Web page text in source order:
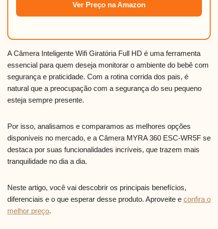
Ver Preço na Amazon
A Câmera Inteligente Wifi Giratória Full HD é uma ferramenta
essencial para quem deseja monitorar o ambiente do bebê com
segurança e praticidade. Com a rotina corrida dos pais, é
natural que a preocupação com a segurança do seu pequeno
esteja sempre presente.
Por isso, analisamos e comparamos as melhores opções
disponíveis no mercado, e a Câmera MYRA 360 ESC-WR5F se
destaca por suas funcionalidades incríveis, que trazem mais
tranquilidade no dia a dia.
Neste artigo, você vai descobrir os principais benefícios,
diferenciais e o que esperar desse produto. Aproveite e confira o
melhor preço.